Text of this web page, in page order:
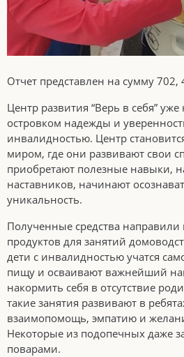
Отчет представлен на сумму 702,
Центр развития “Верь в себя” уже
островком надежды и
инвалидностью. Центр
миром, где они развивают свои
приобретают полезные навыки,
наставников, начинают
уникальность.
Полученные средства
продуктов для занятий
дети с инвалидностью учатся
пищу и осваивают важнейший
накормить себя в отсутствие
такие занятия развивают в
взаимопомощь, эмпатию и
Некоторые из подопечных даже
поварами.